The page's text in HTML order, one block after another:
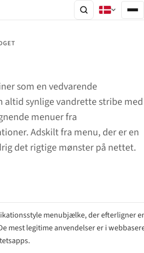
som en vedvarende
synlige vandrette stribe med
menuer fra
Adskilt fra menu, der er en
det rigtige mønster på nettet.
menubjælke, der efterligner
mest legitime anvendelser er i